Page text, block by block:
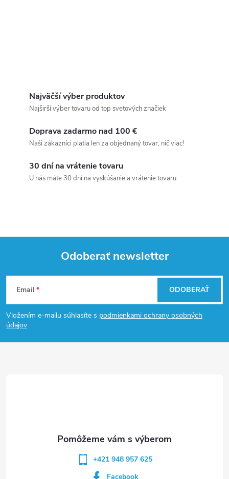
Najväčší výber produktov
Najširší výber tovaru od top svetových značiek
Doprava zadarmo nad 100 €
Naši zákazníci platia len za objednaný tovar, nič viac!
30 dní na vrátenie tovaru
U nás máte 30 dní na vyskúšanie a vrátenie tovaru.
Z
á
p
Odoberať newsletter
Email
Vložením e-mailu súhlasíte s podmienkami ochrany osobných
údajov
ODOBERAŤ
+421 948 957 625
Facebook